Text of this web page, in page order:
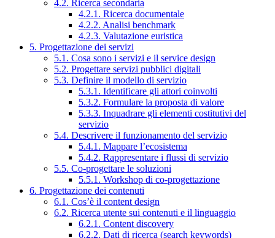
4.2. Ricerca secondaria
4.2.1. Ricerca documentale
4.2.2. Analisi benchmark
4.2.3. Valutazione euristica
5. Progettazione dei servizi
5.1. Cosa sono i servizi e il service design
5.2. Progettare servizi pubblici digitali
5.3. Definire il modello di servizio
5.3.1. Identificare gli attori coinvolti
5.3.2. Formulare la proposta di valore
5.3.3. Inquadrare gli elementi costitutivi del
servizio
5.4. Descrivere il funzionamento del servizio
5.4.1. Mappare l’ecosistema
5.4.2. Rappresentare i flussi di servizio
5.5. Co-progettare le soluzioni
5.5.1. Workshop di co-progettazione
6. Progettazione dei contenuti
6.1. Cos’è il content design
6.2. Ricerca utente sui contenuti e il linguaggio
6.2.1. Content discovery
6.2.2. Dati di ricerca (search keywords)